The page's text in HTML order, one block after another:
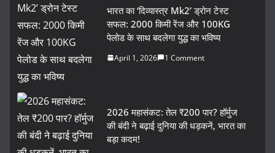
भारत का ‘दिव्यास्त्र Mk2’ ड्रोन टेस्ट
सफल: 2000 किमी रेंज और 100KG
पेलोड के साथ बदलेगा युद्ध का भविष्य
April 1, 2026 1 Comment
2026 महासंकट: तेल ₹200 पार? हॉर्मुज
की बंदी ने बढ़ाई दुनिया की धड़कनें, भारत का
बड़ा कदम!